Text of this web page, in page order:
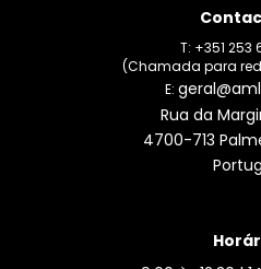
T: +351 253
(Chamada para
E:
Rua da
4700-713